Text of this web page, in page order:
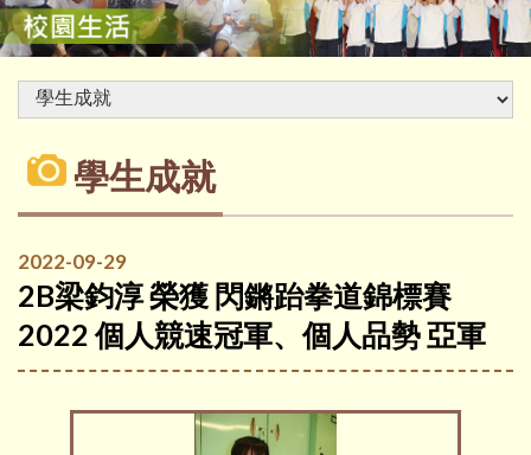
學生成就
2022-09-29
2B梁鈞淳 榮獲 閃鏘跆拳道錦標賽
2022 個人競速冠軍、個人品勢 亞軍